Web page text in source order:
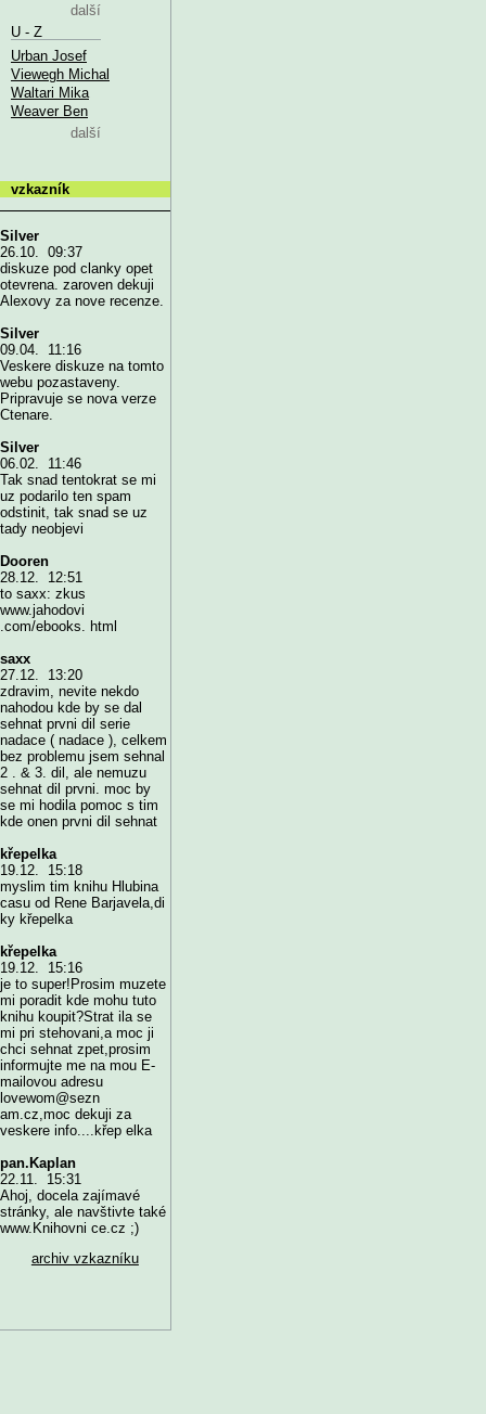
další
U - Z
Urban Josef
Viewegh Michal
Waltari Mika
Weaver Ben
další
vzkazník
Silver
26.10. 09:37
diskuze pod clanky opet
otevrena. zaroven dekuji
Alexovy za nove recenze.
Silver
09.04. 11:16
Veskere diskuze na tomto
webu pozastaveny.
Pripravuje se nova verze
Ctenare.
Silver
06.02. 11:46
Tak snad tentokrat se mi
uz podarilo ten spam
odstinit, tak snad se uz
tady neobjevi
Dooren
28.12. 12:51
to saxx: zkus
www.jahodovi
.com/ebooks. html
saxx
27.12. 13:20
zdravim, nevite nekdo
nahodou kde by se dal
sehnat prvni dil serie
nadace ( nadace ), celkem
bez problemu jsem sehnal
2 . & 3. dil, ale nemuzu
sehnat dil prvni. moc by
se mi hodila pomoc s tim
kde onen prvni dil sehnat
křepelka
19.12. 15:18
myslim tim knihu Hlubina
casu od Rene Barjavela,di
ky křepelka
křepelka
19.12. 15:16
je to super!Prosim muzete
mi poradit kde mohu tuto
knihu koupit?Strat ila se
mi pri stehovani,a moc ji
chci sehnat zpet,prosim
informujte me na mou E-
mailovou adresu
lovewom@sezn
am.cz,moc dekuji za
veskere info....křep elka
pan.Kaplan
22.11. 15:31
Ahoj, docela zajímavé
stránky, ale navštivte také
www.Knihovni ce.cz ;)
archiv vzkazníku